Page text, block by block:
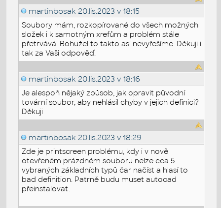
martinbosak 20.lis.2023 v 18:15
Soubory mám, rozkopírované do všech možných
složek i k samotným xrefům a problém stále
přetrvává. Bohužel to takto asi nevyřešíme. Děkuji i
tak za Vaši odpověď.
martinbosak 20.lis.2023 v 18:16
Je alespoň nějaký způsob, jak opravit původní
tovární soubor, aby nehlásil chyby v jejich definici?
Děkuji
martinbosak 20.lis.2023 v 18:29
Zde je printscreen problému, kdy i v nově
otevřeném prázdném souboru nelze cca 5
vybraných základních typů čar načíst a hlasí to
bad definition. Patrně budu muset autocad
přeinstalovat.